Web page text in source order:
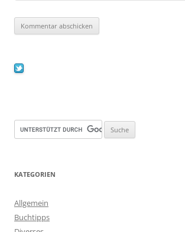
KATEGORIEN
Allgemein
Buchtipps